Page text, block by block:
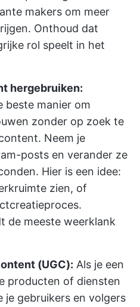
makers om meer
Onthoud dat
rol speelt in het
hergebruiken:
beste manier om
zonder op zoek te
Neem je
posts en verander ze
Hier is een idee:
zien, of
de meeste weerklank
(UGC): Als je een
producten of diensten
je gebruikers en volgers